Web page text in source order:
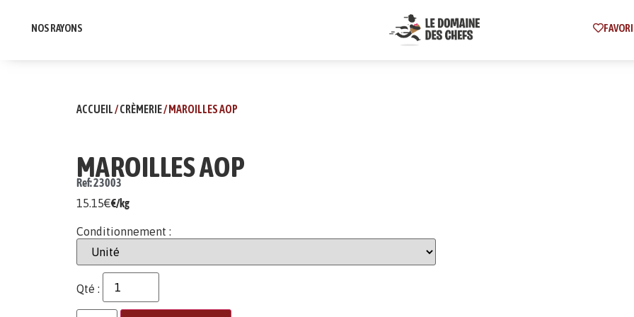
NOS RAYONS
ACCUEIL/CRÈMERIE/ MAROILLES AOP
MAROILLES AOP
Ref: 23003
15.15€€/kg
Conditionnement :
Qté :